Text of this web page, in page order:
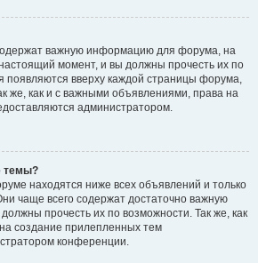
важную информацию для форума, на
момент, и вы должны прочесть их по
появляются вверху каждой страницы форума,
же, как и с важными объявлениями, права на
администратором.
темы?
находятся ниже всех объявлений и только
чаще всего содержат достаточно важную
прочесть их по возможности. Так же, как
создание прилепленных тем
конференции.